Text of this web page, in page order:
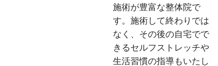
施術が豊富な整体院で
す。施術して終わりでは
なく、その後の自宅でで
きるセルフストレッチや
生活習慣の指導もいたし